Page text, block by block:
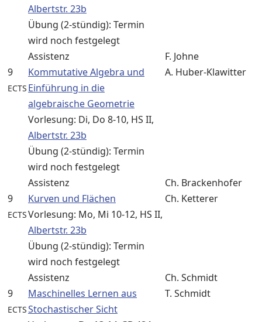
Albertstr. 23b
Übung (2-stündig): Termin
wird noch festgelegt
Assistenz
F. Johne
9
ECTS
Kommutative Algebra und
Einführung in die
algebraische Geometrie
A. Huber-Klawitter
Vorlesung: Di, Do 8-10, HS II,
Albertstr. 23b
Übung (2-stündig): Termin
wird noch festgelegt
Assistenz
Ch. Brackenhofer
9
ECTS
Kurven und Flächen
Ch. Ketterer
Vorlesung: Mo, Mi 10-12, HS II,
Albertstr. 23b
Übung (2-stündig): Termin
wird noch festgelegt
Assistenz
Ch. Schmidt
9
ECTS
Maschinelles Lernen aus
Stochastischer Sicht
T. Schmidt